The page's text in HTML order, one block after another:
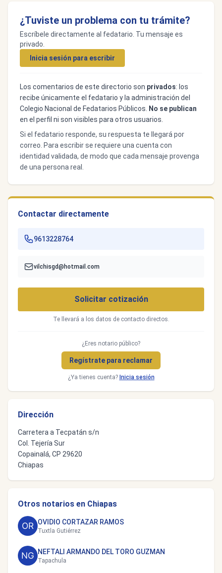
¿Tuviste un problema con tu trámite?
Escríbele directamente al fedatario. Tu mensaje es
privado.
Inicia sesión para escribir
Los comentarios de este directorio son privados: los
recibe únicamente el fedatario y la administración del
Colegio Nacional de Fedatarios Públicos.
No se publican
en el perfil ni son visibles para otros usuarios.
Si el fedatario responde, su respuesta te llegará por
correo. Para escribir se requiere una cuenta con
identidad validada, de modo que cada mensaje provenga
de una persona real.
Contactar directamente
9613228764
vilchisgd@hotmail.com
Solicitar cotización
Te llevará a los datos de contacto directos.
¿Eres notario público?
Regístrate para reclamar
¿Ya tienes cuenta? Inicia sesión
Dirección
Carretera a Tecpatán s/n
Col. Tejería Sur
Copainalá, CP 29620
Chiapas
Otros notarios en Chiapas
OVIDIO CORTAZAR RAMOS
Tuxtla Gutiérrez
NEFTALI ARMANDO DEL TORO GUZMAN
Tapachula